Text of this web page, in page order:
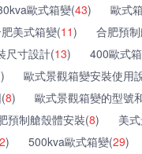
歐式箱變(43)
歐式
美式箱變(11)
合肥預
尺寸設計(13)
400歐式
)
歐式景觀箱變安裝使用
8)
歐式景觀箱變的型號
預制艙殼體安裝(8)
美
2) 500kva歐式箱變(29)